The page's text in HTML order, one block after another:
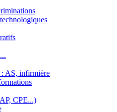
: AS, infirmière
CPE...)